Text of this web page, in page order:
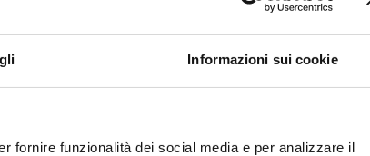
Informazioni sui cookie
fornire funzionalità dei social media e per analizzare il
della fiera,
promossa dalla
del Vino. “Anche in
– abbiamo voluto
candidando questo